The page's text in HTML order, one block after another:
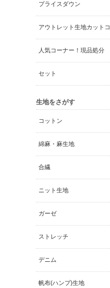
プライスダウン
アウトレット生地カット
人気コーナー！現品処分
セット
生地をさがす
コットン
綿麻・麻生地
合繊
ニット生地
ガーゼ
ストレッチ
デニム
帆布(ハンプ)生地